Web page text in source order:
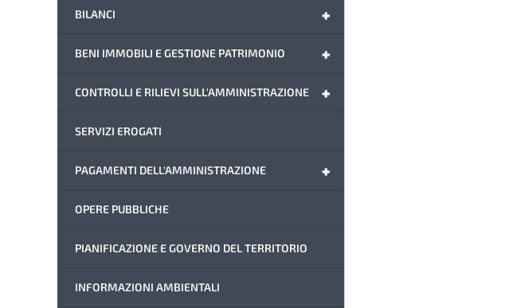
+
BILANCI
+
BENI IMMOBILI E GESTIONE PATRIMONIO
+
CONTROLLI E RILIEVI SULL'AMMINISTRAZIONE
SERVIZI EROGATI
+
PAGAMENTI DELL'AMMINISTRAZIONE
OPERE PUBBLICHE
PIANIFICAZIONE E GOVERNO DEL TERRITORIO
INFORMAZIONI AMBIENTALI